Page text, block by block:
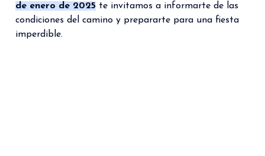
de enero de 2025 te invitamos a informarte de las
condiciones del camino y prepararte para una fiesta
imperdible.